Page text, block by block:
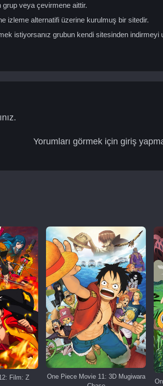
grup veya çevirmene aittir.
izleme alternatifi üzerine kurulmuş bir sitedir.
istiyorsanız grubun kendi sitesinden indirmeyi
Yorumları görmek için giriş
Film: Z
One Piece Movie 11: 3D Mugiwara